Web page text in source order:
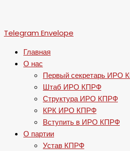
Telegram Envelope
Главная
О нас
Первый секретарь ИРО
Штаб ИРО КПРФ
Структура ИРО КПРФ
КРК ИРО КПРФ
Вступить в ИРО КПРФ
О партии
Устав КПРФ